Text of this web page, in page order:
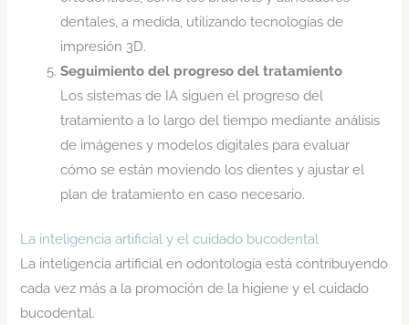
dentales, a medida, utilizando tecnologías de
impresión 3D.
Seguimiento del progreso del tratamiento
Los sistemas de IA siguen el progreso del
tratamiento a lo largo del tiempo mediante análisis
de imágenes y modelos digitales para evaluar
cómo se están moviendo los dientes y ajustar el
plan de tratamiento en caso necesario.
La inteligencia artificial y el cuidado bucodental
La inteligencia artificial en odontología está contribuyendo
cada vez más a la promoción de la higiene y el cuidado
bucodental.